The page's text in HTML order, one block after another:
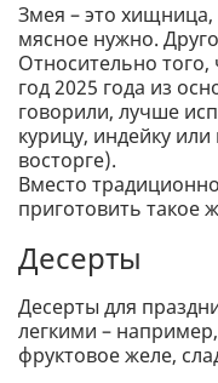
Змея – это хищница,
мясное нужно.
Относительно
год 2025 года из
говорили, лучше
курицу, индейку
восторге).
Вместо
приготовить такое
Десерты
Десерты для
легкими –
фруктовое желе,